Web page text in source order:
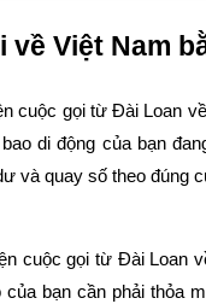
về Việt Nam
cuộc gọi từ Đài Loan
di động của bạn
và quay số theo đúng
cuộc gọi từ Đài Loan
bạn cần phải thỏa